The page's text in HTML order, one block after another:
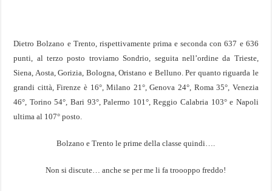
Dietro Bolzano e Trento, rispettivamente prima e seconda con 637 e 636
punti, al terzo posto troviamo Sondrio, seguita nell’ordine da Trieste,
Siena, Aosta, Gorizia, Bologna, Oristano e Belluno. Per quanto riguarda le
grandi città, Firenze è 16°, Milano 21°, Genova 24°, Roma 35°, Venezia
46°, Torino 54°, Bari 93°, Palermo 101°, Reggio Calabria 103° e Napoli
ultima al 107° posto.
Bolzano e Trento le prime della classe quindi….
Non si discute… anche se per me li fa troooppo freddo!